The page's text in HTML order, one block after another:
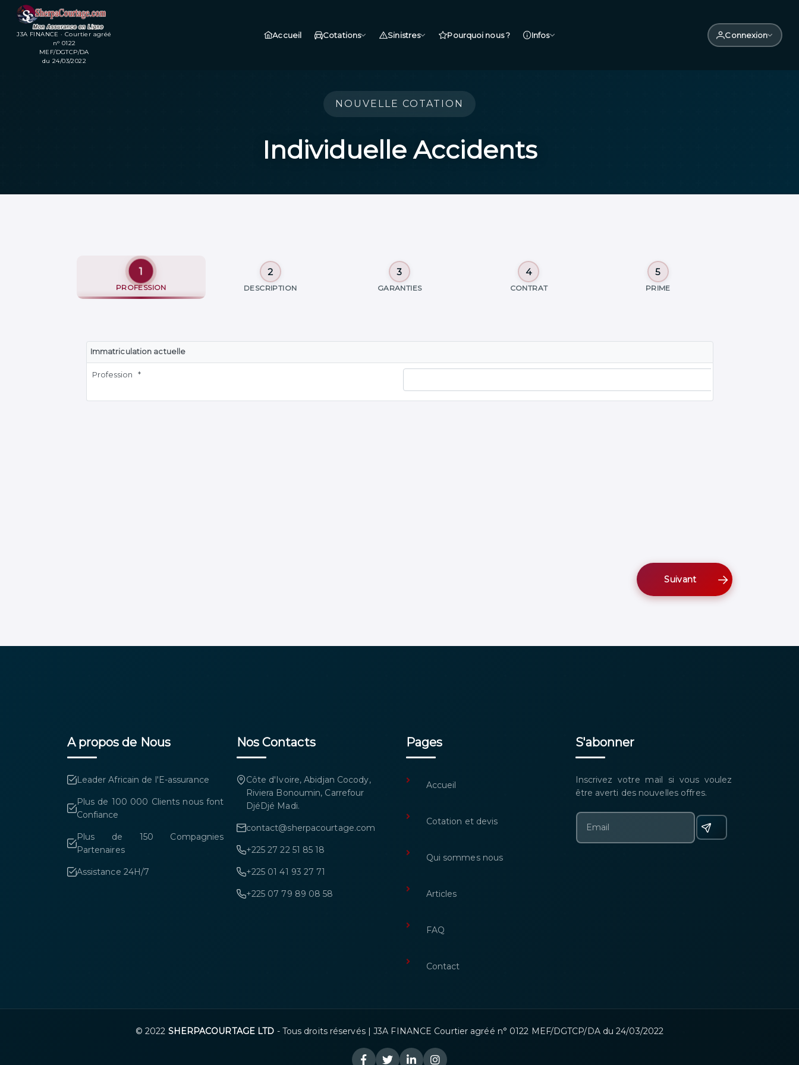
J3A FINANCE · Courtier agréé
n° 0122
MEF/DGTCP/DA
du 24/03/2022
Accueil Cotations Sinistres Pourquoi nous ? Infos Connexion
NOUVELLE COTATION
Individuelle Accidents
PROFESSION DESCRIPTION GARANTIES CONTRAT PRIME
Immatriculation actuelle
Profession *
Suivant
A propos de Nous
Leader Africain de l'E-assurance
Plus de 100 000 Clients nous font
Confiance
Plus de 150 Compagnies
Partenaires
Assistance 24H/7
Nos Contacts
Côte d'Ivoire, Abidjan Cocody,
Riviera Bonoumin, Carrefour
DjéDjé Madi.
contact@sherpacourtage.com
+225 27 22 51 85 18
+225 01 41 93 27 71
+225 07 79 89 08 58
Pages
Accueil
Cotation et devis
Qui sommes nous
Articles
FAQ
Contact
S'abonner
Inscrivez votre mail si vous voulez
être averti des nouvelles offres.
© 2022 SHERPACOURTAGE LTD - Tous droits réservés | J3A FINANCE Courtier agréé n° 0122 MEF/DGTCP/DA du 24/03/2022